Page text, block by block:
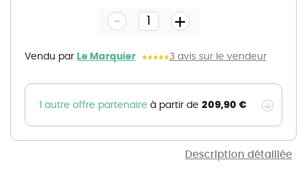
Description détaillée
gallery
Vendu par Le Marquier 3 avis sur le vendeur
- +
1 autre offre partenaire à partir de 209,90 €